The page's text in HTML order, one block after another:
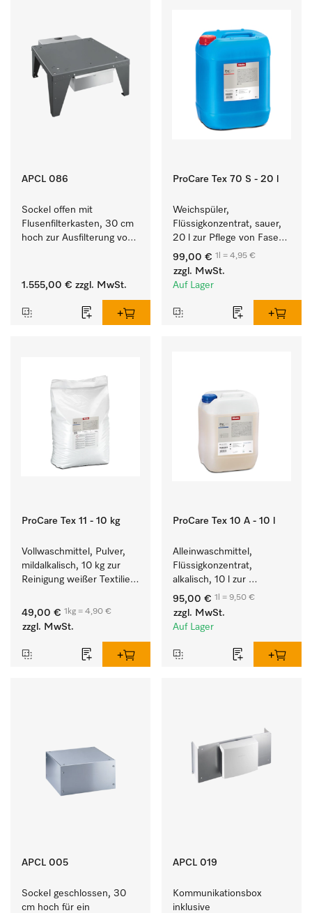
APCL 086
Sockel offen mit
Flusenfilterkasten, 30 cm
hoch zur Ausfilterung von
1.555,00 € zzgl. MwSt.
ProCare Tex 70 S - 20 l
Weichspüler,
Flüssigkonzentrat, sauer,
20 l zur Pflege von Fasern
für eine langfristige
Geschmeidigkeit der
Textilien.
99,00 € 1l = 4,95 €
zzgl. MwSt.
Auf Lager
ProCare Tex 11 - 10 kg
Vollwaschmittel, Pulver,
mildalkalisch, 10 kg zur
Reinigung weißer Textilien
Buntwäsche.
49,00 € 1kg = 4,90 €
zzgl. MwSt.
ProCare Tex 10 A - 10 l
Alleinwaschmittel,
Flüssigkonzentrat,
alkalisch, 10 l zur
Reinigung weißer Textilien
und farbechter
Buntwäsche.
95,00 € 1l = 9,50 €
zzgl. MwSt.
Auf Lager
APCL 005
Sockel geschlossen, 30
cm hoch für ein
APCL 019
Kommunikationsbox
inklusive